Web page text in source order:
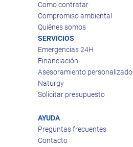
Como contratar
Compromiso ambiental
Quiénes somos
SERVICIOS
Emergencias 24H
Financiación
Asesoramiento personalizado
Naturgy
Solicitar presupuesto
AYUDA
Preguntas frecuentes
Contacto